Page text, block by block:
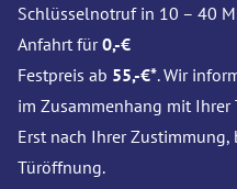
Schlüsselnotruf in 10 – 40
Anfahrt für0,-€
Festpreis ab 55,-€*. Wir
im Zusammenhang mit
Erst nach Ihrer
Türöffnung.